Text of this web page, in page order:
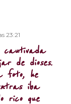
23:21
cautivada
de dioses.
foto, he
iba
rico que